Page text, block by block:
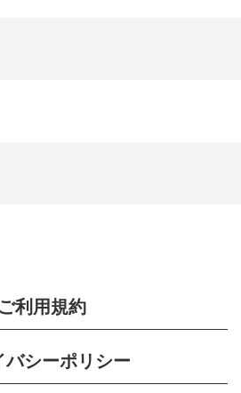
ご利用規約
バシーポリシー